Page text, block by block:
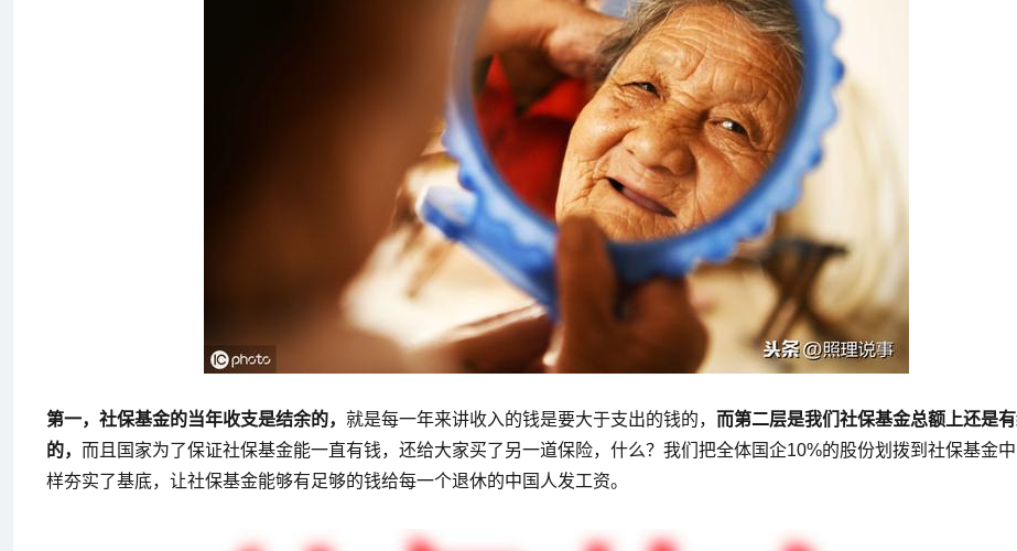
第一，社保基金的当年收支是结余的， 就是每一年来讲收入的钱是要大于支出的钱的， 而第二层是我们社保基金总额上还是
的， 而且国家为了保证社保基金能一直有钱，还给大家买了另一道保险，什么？我们把全体国企10%的股份划拨到社保基金
样夯实了基底，让社保基金能够有足够的钱给每一个退休的中国人发工资。